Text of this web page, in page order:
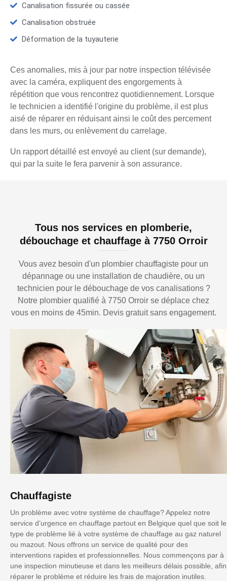
Canalisation fissurée ou cassée
Canalisation obstruée
Déformation de la tuyauterie
Ces anomalies, mis à jour par notre inspection télévisée
avec la caméra, expliquent des engorgements à
répétition que vous rencontrez quotidiennement. Lorsque
le technicien a identifié l'origine du problème, il est plus
aisé de réparer en réduisant ainsi le coût des percement
dans les murs, ou enlèvement du carrelage.
Un rapport détaillé est envoyé au client (sur demande),
qui par la suite le fera parvenir à son assurance.
Tous nos services en plomberie,
débouchage et chauffage à 7750 Orroir
Vous avez besoin d'un plombier chauffagiste pour un
dépannage ou une installation de chaudière, ou un
technicien pour le débouchage de vos canalisations ?
Notre plombier qualifié à 7750 Orroir se déplace chez
vous en moins de 45min. Devis gratuit sans engagement.
Chauffagiste
Un problème avec votre système de chauffage? Appelez notre
service d’urgence en chauffage partout en Belgique quel que soit le
type de problème lié à votre système de chauffage au gaz naturel
ou mazout. Nous offrons un service de qualité pour des
interventions rapides et professionnelles. Nous commençons par à
une inspection minutieuse et dans les meilleurs délais possible, afin
réparer le problème et réduire les frais de majoration inutiles.